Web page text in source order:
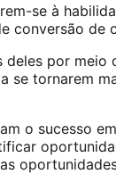
se à
conversão de
por
se tornarem
o sucesso